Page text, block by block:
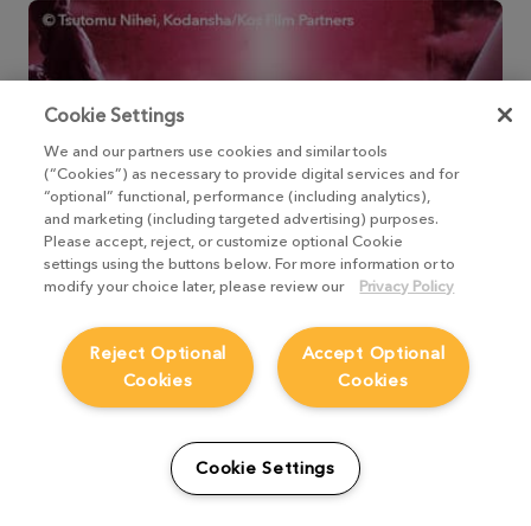
ポリゴン・ピクチュアズの効率的なレビュー
Nukeのレビューツール活用によるレビュープロ
セスの効率化について。
Cookie Settings
We and our partners use cookies and similar tools
(“Cookies”) as necessary to provide digital services and for
“optional” functional, performance (including analytics),
and marketing (including targeted advertising) purposes.
Please accept, reject, or customize optional Cookie
settings using the buttons below. For more information or to
modify your choice later, please review our
Privacy Policy
Accept Optional
Cookies
Reject Optional
Cookies
Cookie Settings